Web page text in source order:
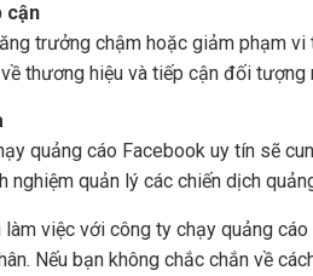
cận
trưởng chậm hoặc giảm phạm
thương hiệu và tiếp cận đối tượng
quảng cáo Facebook uy tín sẽ
nghiệm quản lý các chiến dịch
việc với công ty chạy quảng
Nếu bạn không chắc chắn về